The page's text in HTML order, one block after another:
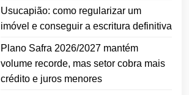
Usucapião: como regularizar um
imóvel e conseguir a escritura definitiva
Plano Safra 2026/2027 mantém
volume recorde, mas setor cobra mais
crédito e juros menores